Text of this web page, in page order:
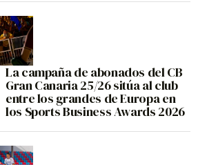
La campaña de abonados del CB
Gran Canaria 25/26 sitúa al club
entre los grandes de Europa en
los Sports Business Awards 2026